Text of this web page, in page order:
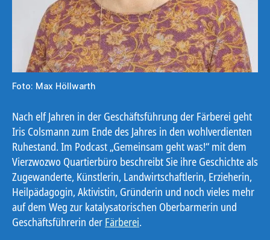
Foto: Max Höllwarth
Nach elf Jahren in der Geschäftsführung der Färberei geht
Iris Colsmann zum Ende des Jahres in den wohlverdienten
Ruhestand. Im Podcast „Gemeinsam geht was!“ mit dem
Vierzwozwo Quartierbüro beschreibt Sie ihre Geschichte als
Zugewanderte, Künstlerin, Landwirtschaftlerin, Erzieherin,
Heilpädagogin, Aktivistin, Gründerin und noch vieles mehr
auf dem Weg zur katalysatorischen Oberbarmerin und
Geschäftsführerin der Färberei.